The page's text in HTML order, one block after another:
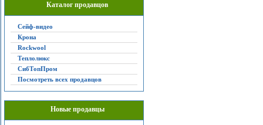
Каталог продавцов
Сейф-видео
Крона
Rockwool
Теплолюкс
СибТопПром
Посмотреть всех продавцов
Новые продавцы